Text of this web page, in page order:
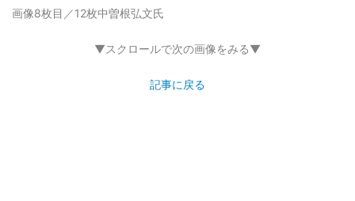
画像8枚目／12枚中曽根弘文氏
▼スクロールで次の画像をみる▼
記事に戻る